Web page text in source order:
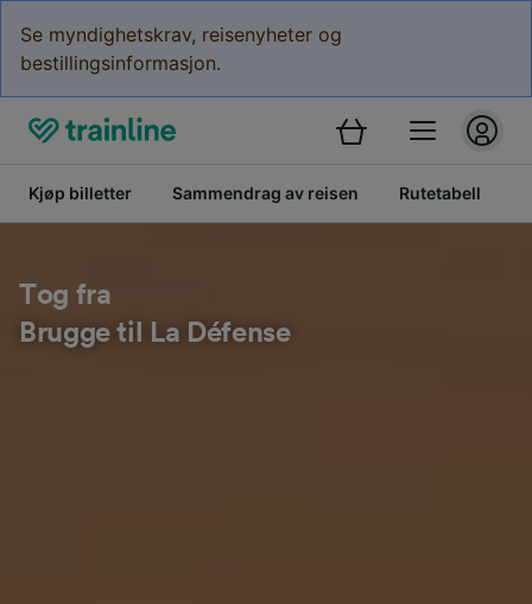
Se myndighetskrav, reisenyheter og
bestillingsinformasjon.
Kjøp billetter Sammendrag av reisen Rutetabell
Tog fra
Brugge til La Défense